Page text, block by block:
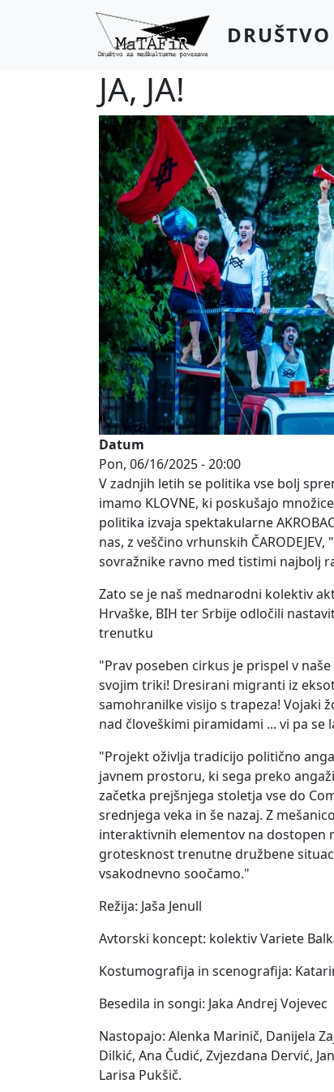
Skip to main content
JA, JA!
Datum
Pon, 06/16/2025 - 20:00
V zadnjih letih se politika vse bolj
imamo KLOVNE, ki poskušajo
politika izvaja spektakularne
nas, z veščino vrhunskih
sovražnike ravno med tistimi najbolj
Zato se je naš mednarodni kolektiv
Hrvaške, BIH ter Srbije odločili
trenutku
"Prav poseben cirkus je prispel v
svojim triki! Dresirani migranti iz
samohranilke visijo s trapeza! Vojaki
nad človeškimi piramidami ... vi pa se
"Projekt oživlja tradicijo politično
javnem prostoru, ki sega preko
začetka prejšnjega stoletja vse do
srednjega veka in še nazaj. Z
interaktivnih elementov na dostopen
grotesknost trenutne družbene
vsakodnevno soočamo."
Režija: Jaša Jenull
Avtorski koncept: kolektiv Variete
Kostumografija in scenografija:
Besedila in songi: Jaka Andrej Vojevec
Nastopajo: Alenka Marinič, Danijela
Dilkić, Ana Čudić, Zvjezdana Dervić,
Larisa Pukšič.